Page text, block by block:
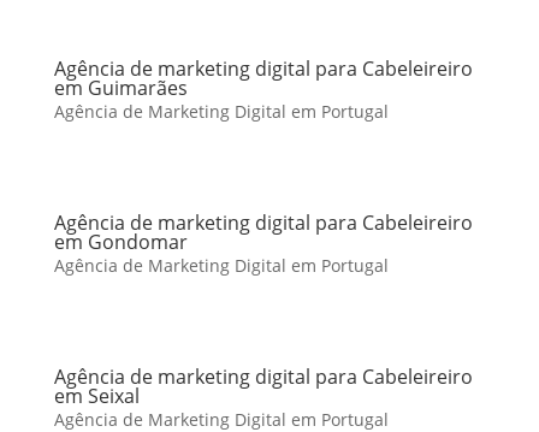
Agência de marketing digital para Cabeleireiro
em Guimarães
Agência de Marketing Digital em Portugal
Agência de marketing digital para Cabeleireiro
em Gondomar
Agência de Marketing Digital em Portugal
Agência de marketing digital para Cabeleireiro
em Seixal
Agência de Marketing Digital em Portugal